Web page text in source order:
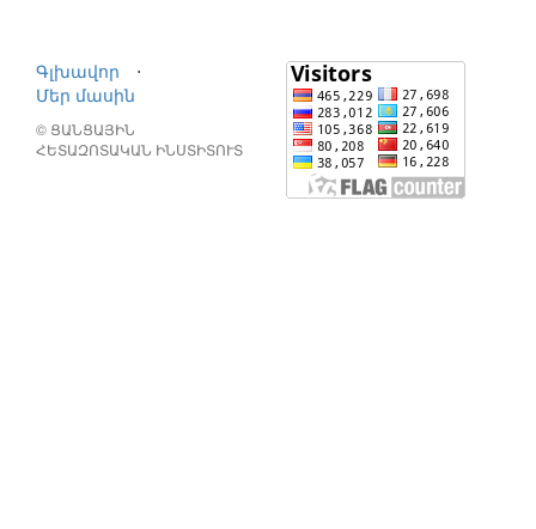
Գլխավոր
⋅
Մեր մասին
© ՑԱՆՑԱՅԻՆ
ՀԵՏԱԶՈՏԱԿԱՆ ԻՆՍՏԻՏՈՒՏ